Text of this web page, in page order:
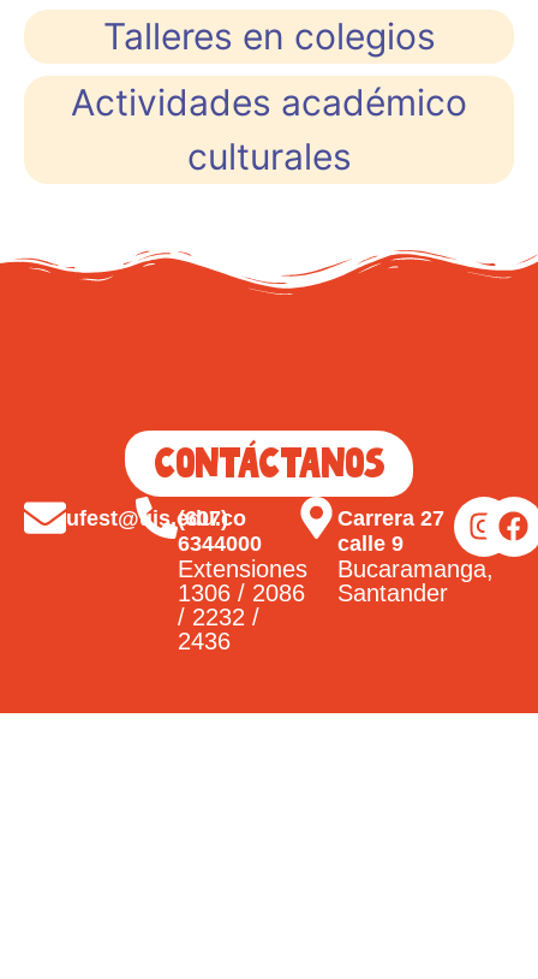
Talleres en colegios
Actividades académico
culturales
Contáctanos
ufest@uis.edu.co
(607)
6344000
Extensiones
1306 / 2086
/ 2232 /
2436
Carrera 27
calle 9
Bucaramanga,
Santander